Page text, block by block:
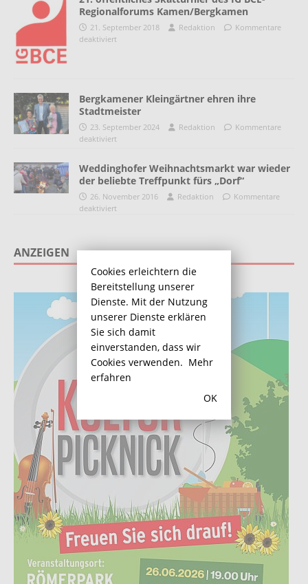
Regionalforums Kamen/Bergkamen
21. September 2018 Redaktion
Kommentare
deaktiviert
Bergkamener Kleingärtner ehren ihre
Stadtmeister
23. September 2024 Redaktion
Kommentare
deaktiviert
Weddinghofer Weihnachtsmarkt war wieder
der beliebte Treffpunkt fürs „Dorf“
26. November 2016 Redaktion
Kommentare
deaktiviert
ANZEIGEN
Cookies erleichtern die
Bereitstellung unserer
Dienste. Mit der Nutzung
unserer Dienste erklären
Sie sich damit
einverstanden, dass wir
Cookies verwenden. Mehr
erfahren
OK